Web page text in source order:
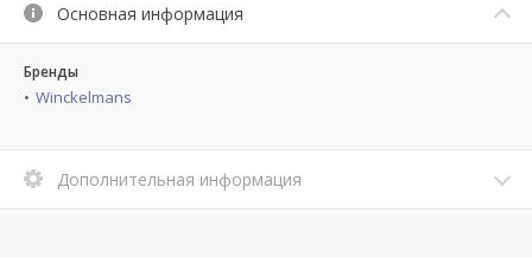
Основная информация
Бренды
Winckelmans
Дополнительная информация